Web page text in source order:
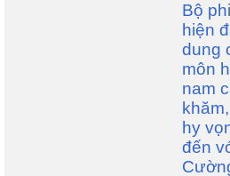
Bộ
hiện
dung
môn
nam
hy
đến